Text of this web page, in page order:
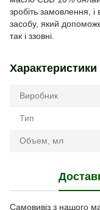
зробіть замовлення,
засобу, який
так і ззовні.
Характеристики
Виробник
Тип
Объем, мл
Самовивіз з нашого